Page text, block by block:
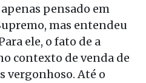
pensado em
mas entendeu
ele, o fato de a
contexto de venda de
vergonhoso. Até o